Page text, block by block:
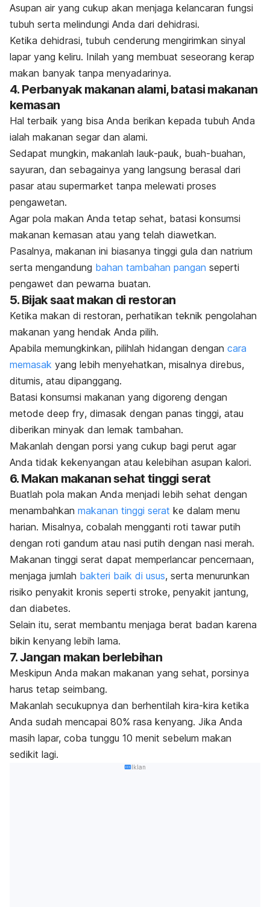
Asupan air yang cukup akan menjaga kelancaran fungsi
tubuh serta melindungi Anda dari dehidrasi.
Ketika dehidrasi, tubuh cenderung mengirimkan sinyal
lapar yang keliru. Inilah yang membuat seseorang kerap
makan banyak tanpa menyadarinya.
4. Perbanyak makanan alami, batasi makanan
kemasan
Hal terbaik yang bisa Anda berikan kepada tubuh Anda
ialah makanan segar dan alami.
Sedapat mungkin, makanlah lauk-pauk, buah-buahan,
sayuran, dan sebagainya yang langsung berasal dari
pasar atau supermarket tanpa melewati proses
pengawetan.
Agar pola makan Anda tetap sehat, batasi konsumsi
makanan kemasan atau yang telah diawetkan.
Pasalnya, makanan ini biasanya tinggi gula dan natrium
serta mengandung bahan tambahan pangan seperti
pengawet dan pewarna buatan.
5. Bijak saat makan di restoran
Ketika makan di restoran, perhatikan teknik pengolahan
makanan yang hendak Anda pilih.
Apabila memungkinkan, pilihlah hidangan dengan cara
memasak yang lebih menyehatkan, misalnya direbus,
ditumis, atau dipanggang.
Batasi konsumsi makanan yang digoreng dengan
metode deep fry, dimasak dengan panas tinggi, atau
diberikan minyak dan lemak tambahan.
Makanlah dengan porsi yang cukup bagi perut agar
Anda tidak kekenyangan atau kelebihan asupan kalori.
6. Makan makanan sehat tinggi serat
Buatlah pola makan Anda menjadi lebih sehat dengan
menambahkan makanan tinggi serat ke dalam menu
harian. Misalnya, cobalah mengganti roti tawar putih
dengan roti gandum atau nasi putih dengan nasi merah.
Makanan tinggi serat dapat memperlancar pencernaan,
menjaga jumlah bakteri baik di usus, serta menurunkan
risiko penyakit kronis seperti stroke, penyakit jantung,
dan diabetes.
Selain itu, serat membantu menjaga berat badan karena
bikin kenyang lebih lama.
7. Jangan makan berlebihan
Meskipun Anda makan makanan yang sehat, porsinya
harus tetap seimbang.
Makanlah secukupnya dan berhentilah kira-kira ketika
Anda sudah mencapai 80% rasa kenyang. Jika Anda
masih lapar, coba tunggu 10 menit sebelum makan
sedikit lagi.
Iklan